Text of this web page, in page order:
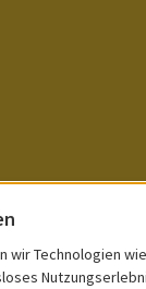
wir Technologien